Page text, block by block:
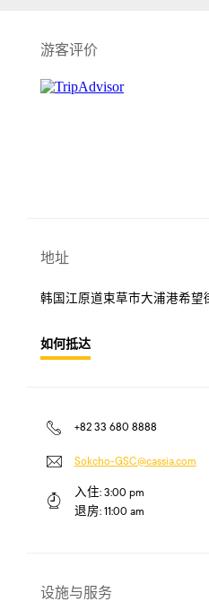
游客评价
地址
韩国江原道束草市大浦港希望
如何抵达
+82 33 680 8888
Sokcho-GSC@cassia.com
入住:3:00 pm
退房:11:00 am
设施与服务